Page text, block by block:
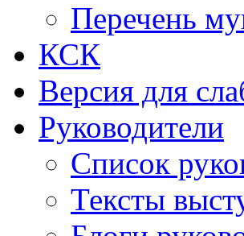
Перечень
КСК
Версия для
Руководители
Список
Тексты